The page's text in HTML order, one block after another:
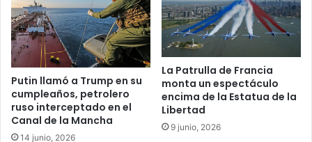
Putin llamó a Trump en su
cumpleaños, petrolero
ruso interceptado en el
Canal de la Mancha
14 junio, 2026
La Patrulla de Francia
monta un espectáculo
encima de la Estatua de la
Libertad
9 junio, 2026